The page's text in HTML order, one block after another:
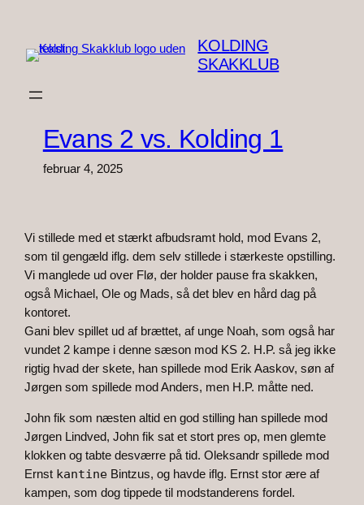
indhold
KOLDING
SKAKKLUB
Evans 2 vs. Kolding 1
februar 4, 2025
Vi stillede med et stærkt afbudsramt hold, mod Evans 2,
som til gengæld iflg. dem selv stillede i stærkeste opstilling.
Vi manglede ud over Flø, der holder pause fra skakken,
også Michael, Ole og Mads, så det blev en hård dag på
kontoret.
Gani blev spillet ud af brættet, af unge Noah, som også har
vundet 2 kampe i denne sæson mod KS 2. H.P. så jeg ikke
rigtig hvad der skete, han spillede mod Erik Aaskov, søn af
Jørgen som spillede mod Anders, men H.P. måtte ned.
John fik som næsten altid en god stilling han spillede mod
Jørgen Lindved, John fik sat et stort pres op, men glemte
klokken og tabte desværre på tid. Oleksandr spillede mod
Ernst kantine Bintzus, og havde iflg. Ernst stor ære af
kampen, som dog tippede til modstanderens fordel.